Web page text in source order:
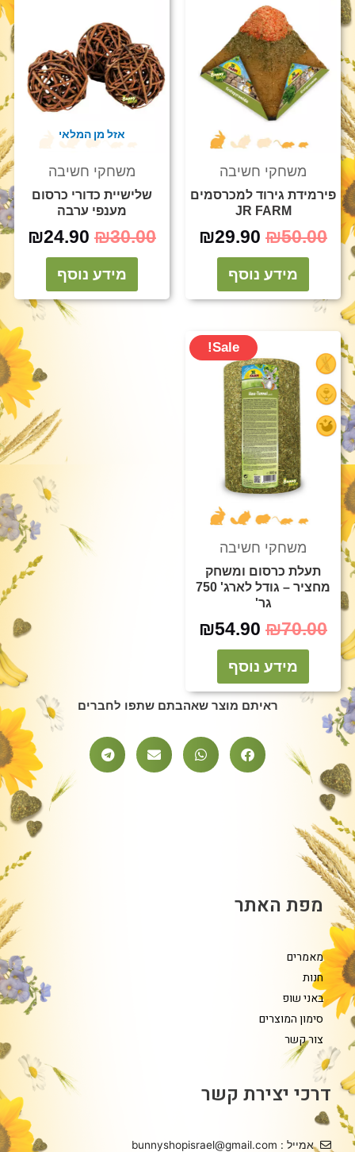
משחקי חשיבה
פירמידת גירוד למכרסמים
JR FARM
₪50.00
היה:
₪50.00.
₪29.90
מידע נוסף
אזל מן המלאי
משחקי חשיבה
שלישיית כדורי כרסום
מענפי ערבה
₪30.00
₪30.00.
₪24.90
מידע נוסף
Sale!
משחקי חשיבה
תעלת כרסום ומשחק
מחציר – גודל לארג' 750
גר'
₪70.00
המחיר
המקורי
היה:
₪70.00.
₪54.90
המחיר
הנוכחי
מידע נוסף
ראיתם מוצר שאהבתם שתפו לחברים
דרכי יצירת קשר
אמייל : bunnyshopisrael@gmail.com
מפת האתר
מאמרים
חנות
באני שופ
סימון המוצרים
צור קשר